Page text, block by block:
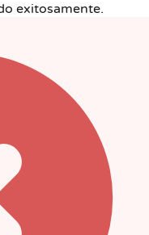
exitosamente.